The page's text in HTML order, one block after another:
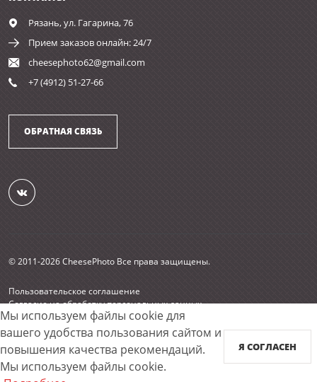
Мы используем файлы cookie для
вашего удобства пользования сайтом и
повышения качества рекомендаций.
Мы используем файлы cookie.
Я СОГЛАСЕН
Рязань,ул. Гагарина, 76
Прием заказов онлайн: 24/7
cheesephoto62@gmail.com
+7 (4912) 51-27-66
ОБРАТНАЯ СВЯЗЬ
© 2011-2026 CheesePhoto Все права защищены.
Пользовательское соглашение
Согласие на обработку персональных данных
Карта сайта
Принимаем к оплате